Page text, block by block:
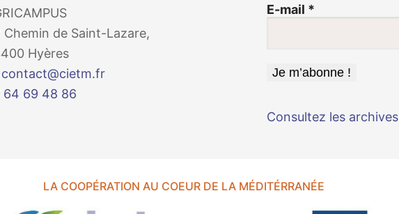
Chemin de Saint-Lazare,
Hyères
contact@cietm.fr
64 69 48 86
E-mail *
Consultez les archives
LA COOPÉRATION AU COEUR DE LA MÉDITÉRRANÉE